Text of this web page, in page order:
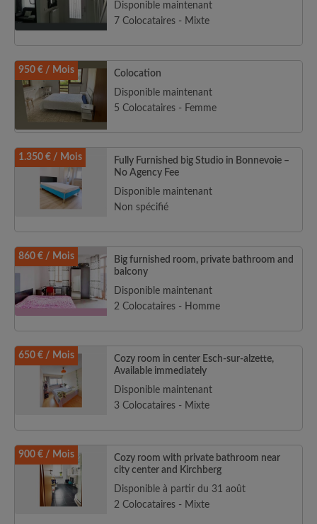
Disponible maintenant
7 Colocataires - Mixte
950 € / Mois
Colocation
Disponible maintenant
5 Colocataires - Femme
1.350 € / Mois
Fully Furnished big Studio in Bonnevoie –
No Agency Fee
Disponible maintenant
Non spécifié
860 € / Mois
Big furnished room, private bathroom and
balcony
Disponible maintenant
2 Colocataires - Homme
650 € / Mois
Cozy room in center Esch-sur-alzette,
Available immediately
Disponible maintenant
3 Colocataires - Mixte
900 € / Mois
Cozy room with private bathroom near
city center and Kirchberg
Disponible à partir du 31 août
2 Colocataires - Mixte